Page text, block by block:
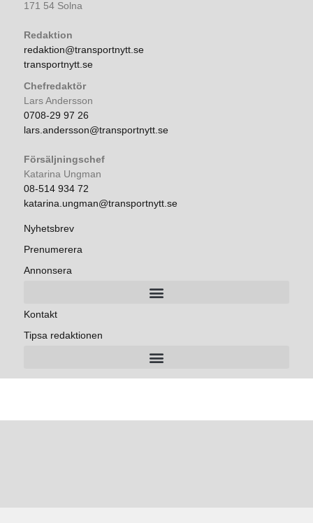
171 54 Solna
Redaktion
redaktion@transportnytt.se
transportnytt.se
Chefredaktör
Lars Andersson
0708-29 97 26
lars.andersson@transportnytt.se
Försäljningschef
Katarina Ungman
08-514 934 72
katarina.ungman@transportnytt.se
Nyhetsbrev
Prenumerera
Annonsera
Kontakt
Tipsa redaktionen